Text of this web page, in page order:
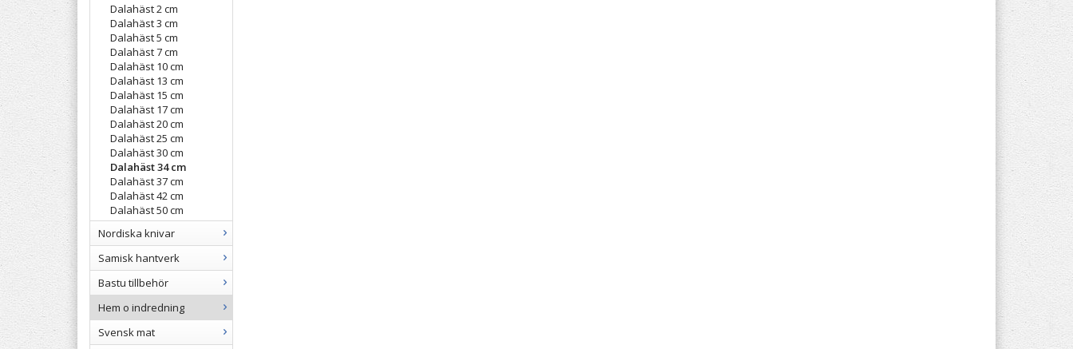
Dalahäst 2 cm
Dalahäst 3 cm
Dalahäst 5 cm
Dalahäst 7 cm
Dalahäst 10 cm
Dalahäst 13 cm
Dalahäst 15 cm
Dalahäst 17 cm
Dalahäst 20 cm
Dalahäst 25 cm
Dalahäst 30 cm
Dalahäst 34 cm
Dalahäst 37 cm
Dalahäst 42 cm
Dalahäst 50 cm
Nordiska knivar
Samisk hantverk
Bastu tillbehör
Hem o indredning
Svensk mat